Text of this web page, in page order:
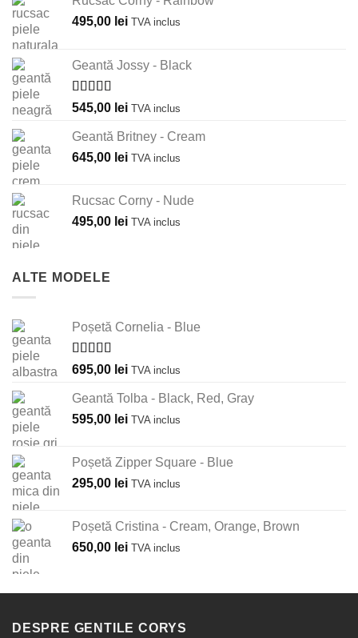
495,00 lei TVA inclus
Geantă Jossy - Black
Evaluat la
din 5
545,00 lei TVA inclus
Geantă Britney - Cream
645,00 lei TVA inclus
Rucsac Corny - Nude
495,00 lei TVA inclus
ALTE MODELE
Poșetă Cornelia - Blue
Evaluat la
din 5
695,00 lei TVA inclus
Geantă Tolba - Black, Red, Gray
595,00 lei TVA inclus
Poșetă Zipper Square - Blue
295,00 lei TVA inclus
Poșetă Cristina - Cream, Orange, Brown
650,00 lei TVA inclus
DESPRE GENTILE CORYS